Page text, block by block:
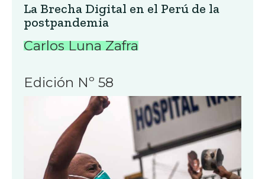
La Brecha Digital en el Perú de la
postpandemia
Carlos Luna Zafra
Edición Nº 58